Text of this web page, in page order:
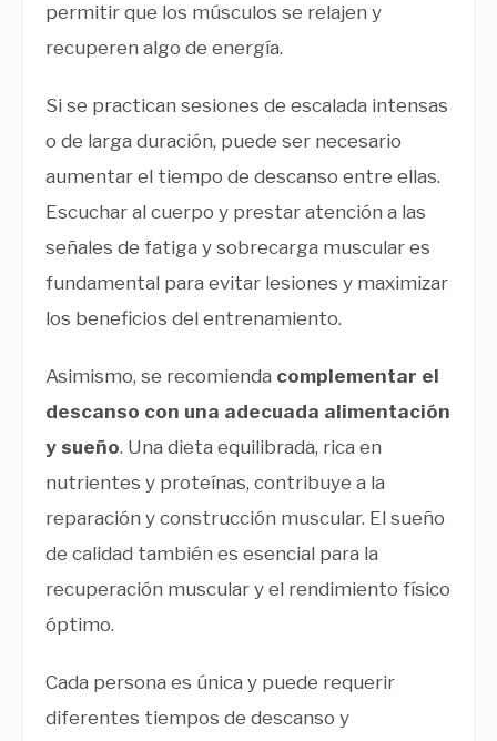
permitir que los músculos se relajen y
recuperen algo de energía.
Si se practican sesiones de escalada intensas
o de larga duración, puede ser necesario
aumentar el tiempo de descanso entre ellas.
Escuchar al cuerpo y prestar atención a las
señales de fatiga y sobrecarga muscular es
fundamental para evitar lesiones y maximizar
los beneficios del entrenamiento.
Asimismo, se recomienda complementar el
descanso con una adecuada alimentación
y sueño. Una dieta equilibrada, rica en
nutrientes y proteínas, contribuye a la
reparación y construcción muscular. El sueño
de calidad también es esencial para la
recuperación muscular y el rendimiento físico
óptimo.
Cada persona es única y puede requerir
diferentes tiempos de descanso y